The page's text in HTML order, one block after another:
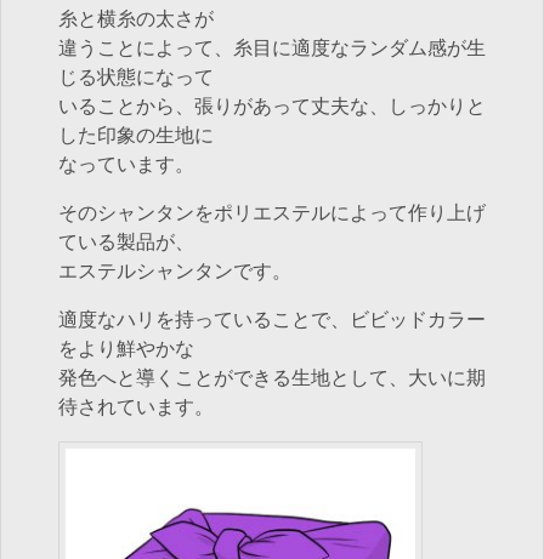
糸と横糸の太さが
違うことによって、糸目に適度なランダム感が生
じる状態になって
いることから、張りがあって丈夫な、しっかりと
した印象の生地に
なっています。
そのシャンタンをポリエステルによって作り上げ
ている製品が、
エステルシャンタンです。
適度なハリを持っていることで、ビビッドカラー
をより鮮やかな
発色へと導くことができる生地として、大いに期
待されています。